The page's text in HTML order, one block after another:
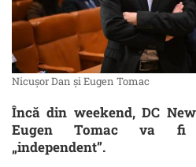
Nicușor Dan și Eugen Tomac
Încă din weekend, DC
Eugen Tomac va fi
„independent”.